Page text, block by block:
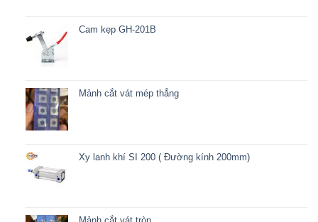
Cam kẹp GH-201B
Mảnh cắt vát mép thẳng
Xy lanh khí SI 200 ( Đường kính 200mm)